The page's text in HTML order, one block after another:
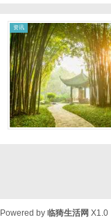
资讯
Powered by 临猗生活网 X1.0